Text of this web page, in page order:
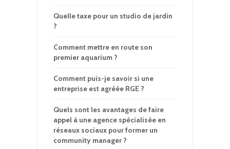
Quelle taxe pour un studio de jardin
?
Comment mettre en route son
premier aquarium ?
Comment puis-je savoir si une
entreprise est agréée RGE ?
Quels sont les avantages de faire
appel à une agence spécialisée en
réseaux sociaux pour former un
community manager ?